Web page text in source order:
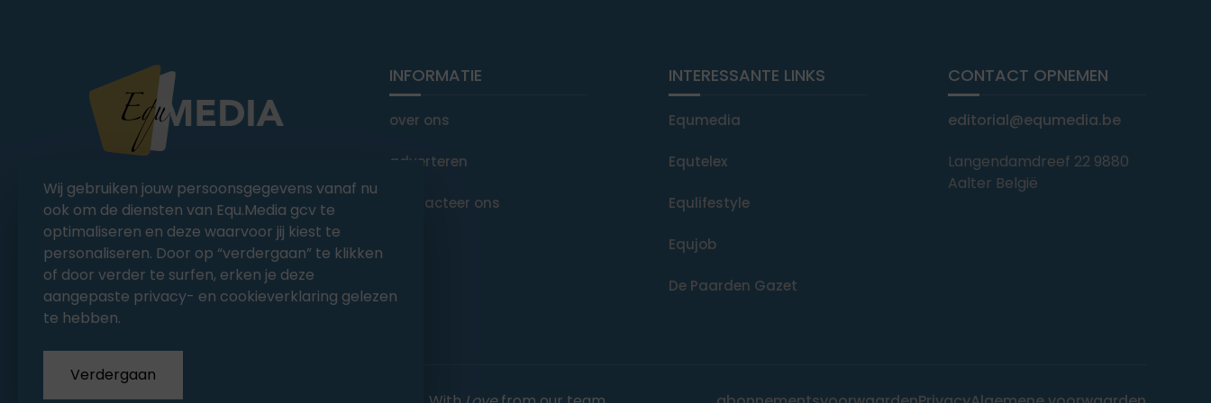
You Ride it We Write it,
Equestrian news
INFORMATIE
over ons
adverteren
Contacteer ons
INTERESSANTE LINKS
Equmedia
Equtelex
Equlifestyle
Equjob
De Paarden Gazet
CONTACT OPNEMEN
editorial@equmedia.be
Langendamdreef 22 9880
Aalter België
Wij gebruiken jouw persoonsgegevens vanaf nu
ook om de diensten van Equ.Media gcv te
optimaliseren en deze waarvoor jij kiest te
personaliseren. Door op “verdergaan” te klikken
of door verder te surfen, erken je deze
aangepaste privacy- en cookieverklaring gelezen
te hebben.
Verdergaan